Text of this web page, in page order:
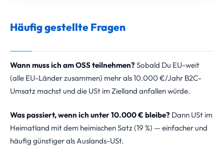
Häufig gestellte Fragen
Wann muss ich am OSS teilnehmen? Sobald Du EU-weit
(alle EU-Länder zusammen) mehr als 10.000 €/Jahr B2C-
Umsatz machst und die USt im Zielland anfallen würde.
Was passiert, wenn ich unter 10.000 € bleibe? Dann USt im
Heimatland mit dem heimischen Satz (19 %) — einfacher und
häufig günstiger als Auslands-USt.